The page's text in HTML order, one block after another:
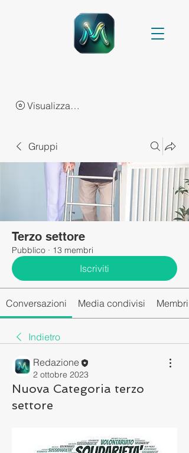
Visualizza punti
Gruppi
Terzo settore
Pubblico · 13 membri
Iscriviti
Conversazioni Media condivisi
Indietro
Redazione
2 ottobre 2023
Nuova Categoria terzo
settore